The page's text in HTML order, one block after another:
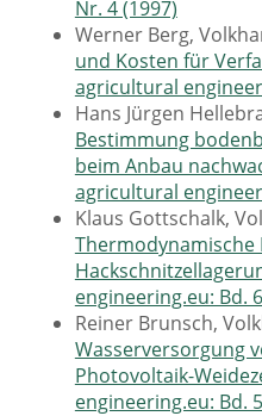
Nr. 4 (1997)
Werner Berg,
und Kosten für
agricultural
Hans Jürgen
Bestimmung
beim Anbau
agricultural
Klaus Gottschalk,
engineering.eu: Bd.
Reiner Brunsch,
Wasserversorgung
Photovoltaik-
engineering.eu: Bd.